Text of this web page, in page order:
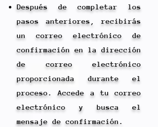
Después de completar los
pasos anteriores, recibirás
un correo electrónico de
confirmación en la dirección
de correo electrónico
proporcionada durante el
proceso. Accede a tu correo
electrónico y busca el
mensaje de confirmación.